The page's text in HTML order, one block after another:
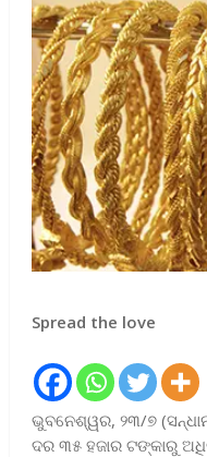
Spread the love
ଭୁବନେଶ୍ୱର, ୨୩/୭
ଦର ୩୫ ହଜାର ଟଙ୍କାରୁ